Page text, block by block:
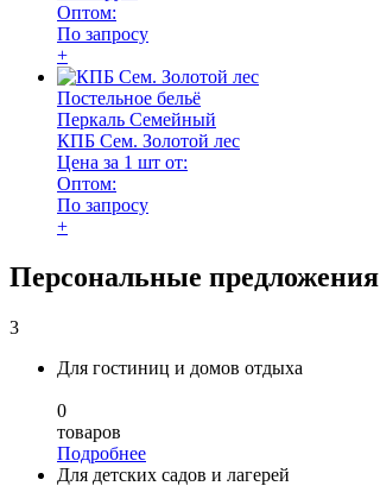
Оптом:
По запросу
+
Постельное бельё
Перкаль Семейный
КПБ Сем. Золотой лес
Цена за 1 шт от:
Оптом:
По запросу
+
Персональные предложения
3
Для гостиниц и домов отдыха
0
товаров
Подробнее
Для детских садов и лагерей